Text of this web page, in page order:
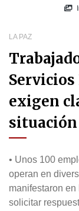
LA PAZ
Servicios
exigen
• Unos 100
operan en
manifestaron
solicitar